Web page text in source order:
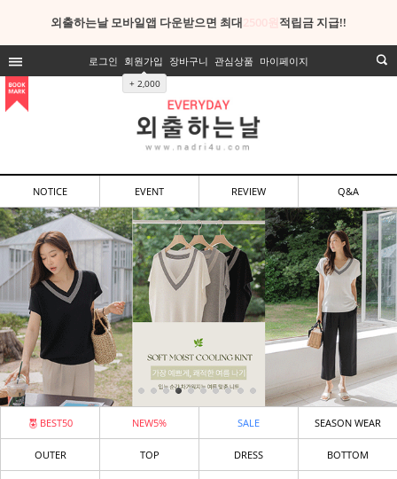
외출하는날 모바일앱 다운받으면 최대2500원적립금 지급!!
로그인 회원가입
+ 2,000
장바구니 관심상품 마이페이지
NOTICE EVENT REVIEW Q&A
BEST50 NEW5% SALE SEASON WEAR
OUTER TOP DRESS BOTTOM